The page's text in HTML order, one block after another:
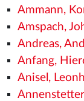
Ammann,
Amspach,
Andreas,
Anfang,
Anisel,